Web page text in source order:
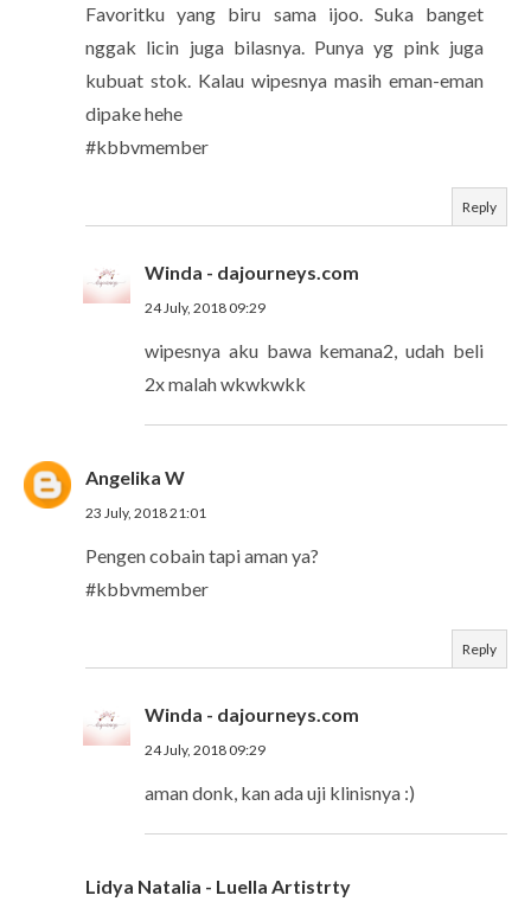
Favoritku yang biru sama ijoo. Suka banget
nggak licin juga bilasnya. Punya yg pink juga
kubuat stok. Kalau wipesnya masih eman-eman
dipake hehe
#kbbvmember
Reply
Winda - dajourneys.com
24 July, 2018 09:29
wipesnya aku bawa kemana2, udah beli
2x malah wkwkwkk
Angelika W
23 July, 2018 21:01
Pengen cobain tapi aman ya?
#kbbvmember
Reply
Winda - dajourneys.com
24 July, 2018 09:29
aman donk, kan ada uji klinisnya :)
Lidya Natalia - Luella Artistrty